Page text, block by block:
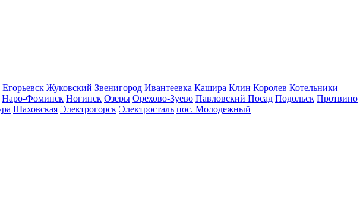
Егорьевск Жуковский Звенигород Ивантеевка Кашира Клин Королев Котельники
Наро-Фоминск Ногинск Озеры Орехово-Зуево Павловский Посад Подольск Протвино
Шаховская Электрогорск Электросталь пос. Молодежный